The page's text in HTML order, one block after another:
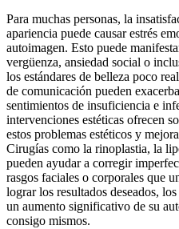
Para muchas personas, la
apariencia puede causar estrés
autoimagen. Esto puede
vergüenza, ansiedad social o
los estándares de belleza poco
de comunicación pueden
sentimientos de insuficiencia e
intervenciones estéticas ofrecen
estos problemas estéticos y
Cirugías como la rinoplastia, la
pueden ayudar a corregir
rasgos faciales o corporales que
lograr los resultados deseados,
un aumento significativo de su
consigo mismos.